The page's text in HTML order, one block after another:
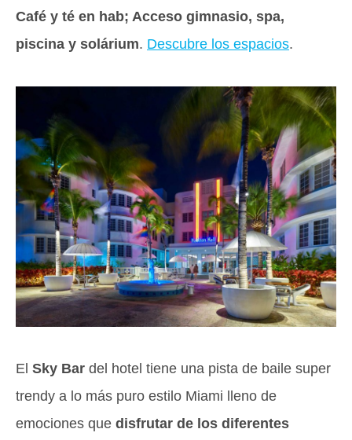
Café y té en hab; Acceso gimnasio, spa,
piscina y solárium. Descubre los espacios.
El Sky Bar del hotel tiene una pista de baile super
trendy a lo más puro estilo Miami lleno de
emociones que disfrutar de los diferentes